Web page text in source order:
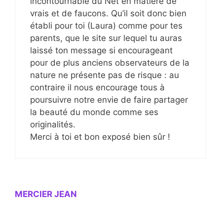
vrais et de faucons. Qu’il soit donc bien
établi pour toi (Laura) comme pour tes
parents, que le site sur lequel tu auras
laissé ton message si encourageant
pour de plus anciens observateurs de la
nature ne présente pas de risque : au
contraire il nous encourage tous à
poursuivre notre envie de faire partager
la beauté du monde comme ses
originalités.
Merci à toi et bon exposé bien sûr !
MERCIER JEAN